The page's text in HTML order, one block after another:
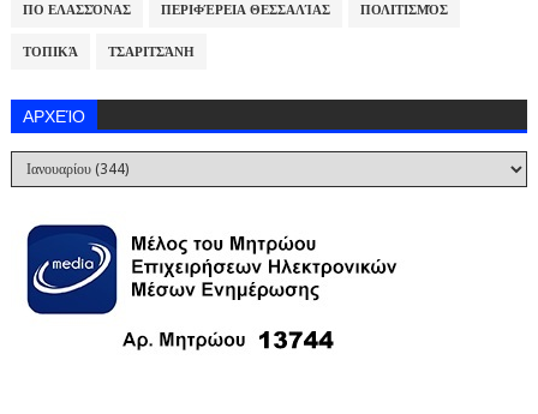
ΠΟ ΕΛΑΣΣΌΝΑΣ ΠΕΡΙΦΈΡΕΙΑ ΘΕΣΣΑΛΊΑΣ ΠΟΛΙΤΙΣΜΌΣ
ΤΟΠΙΚΆ ΤΣΑΡΙΤΣΆΝΗ
ΑΡΧΕΊΟ